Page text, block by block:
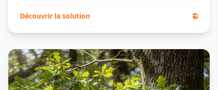
Découvrir la solution